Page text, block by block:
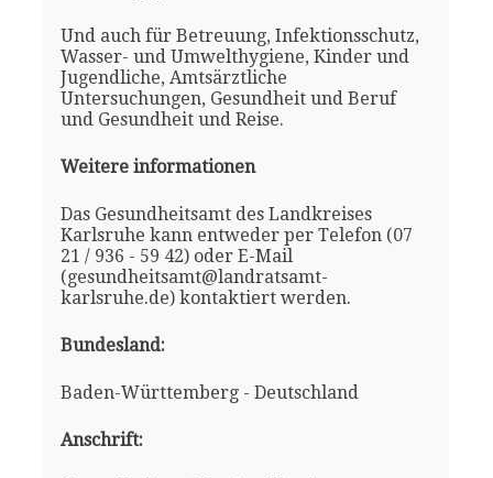
Und auch für Betreuung, Infektionsschutz,
Wasser- und Umwelthygiene, Kinder und
Jugendliche, Amtsärztliche
Untersuchungen, Gesundheit und Beruf
und Gesundheit und Reise.
Weitere informationen
Das Gesundheitsamt des Landkreises
Karlsruhe kann entweder per Telefon (07
21 / 936 - 59 42) oder E-Mail
(gesundheitsamt@landratsamt-
karlsruhe.de) kontaktiert werden.
Bundesland:
Baden-Württemberg - Deutschland
Anschrift: